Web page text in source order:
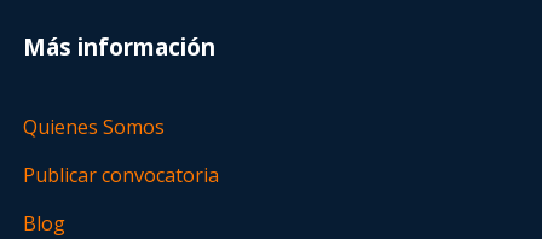
Más información
Quienes Somos
Publicar convocatoria
Blog